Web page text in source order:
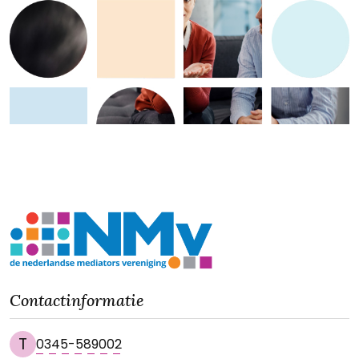
professional connections and avoid the adversarial
nature of a court battle. 6. Voluntary Participation:
Business mediation is a voluntary process, and all
subjects must agree to participate. This voluntary
aspect encourages a more cooperative approach, as
the subjects are more likely to be committed to
communication, collaboration, and efficiency. As
subjects in business increasingly recognize the
benefits of alternative dispute resolution, mediation
productive and harmonious business relationships.
Contactinformatie
T 0345-589002